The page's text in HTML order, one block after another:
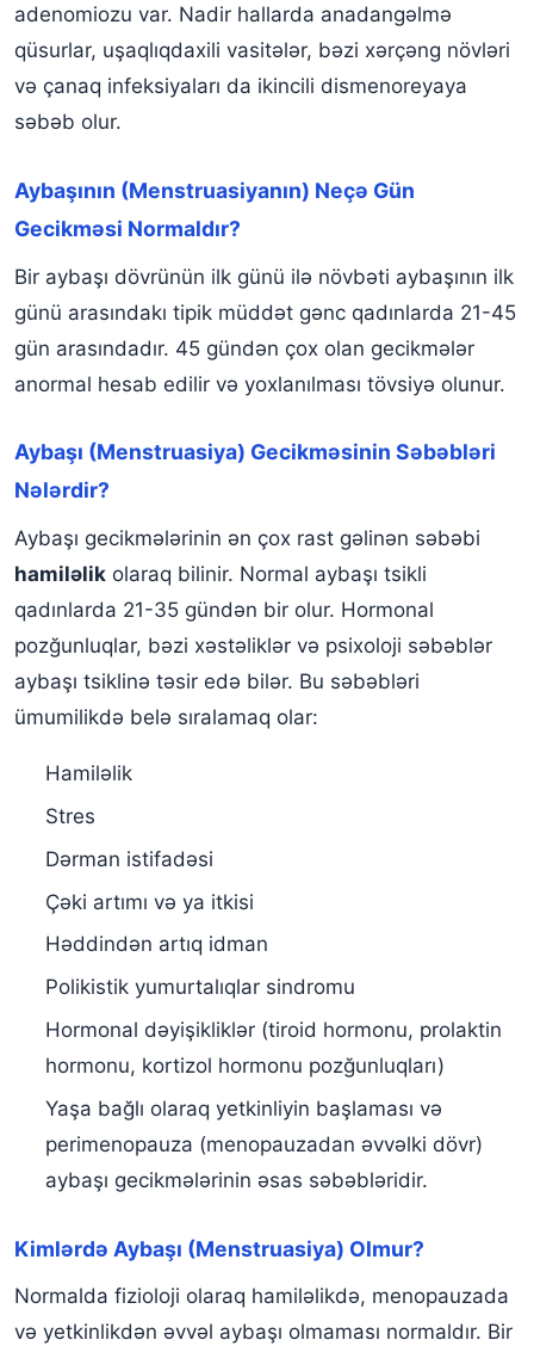
adenomiozu var. Nadir hallarda anadangəlmə
qüsurlar, uşaqlıqdaxili vasitələr, bəzi xərçəng növləri
və çanaq infeksiyaları da ikincili dismenoreyaya
səbəb olur.
Aybaşının (Menstruasiyanın) Neçə Gün
Gecikməsi Normaldır?
Bir aybaşı dövrünün ilk günü ilə növbəti aybaşının ilk
günü arasındakı tipik müddət gənc qadınlarda 21-45
gün arasındadır. 45 gündən çox olan gecikmələr
anormal hesab edilir və yoxlanılması tövsiyə olunur.
Aybaşı (Menstruasiya) Gecikməsinin Səbəbləri
Nələrdir?
Aybaşı gecikmələrinin ən çox rast gəlinən səbəbi
hamiləlik olaraq bilinir. Normal aybaşı tsikli
qadınlarda 21-35 gündən bir olur. Hormonal
pozğunluqlar, bəzi xəstəliklər və psixoloji səbəblər
aybaşı tsiklinə təsir edə bilər. Bu səbəbləri
ümumilikdə belə sıralamaq olar:
Hamiləlik
Stres
Dərman istifadəsi
Çəki artımı və ya itkisi
Həddindən artıq idman
Polikistik yumurtalıqlar sindromu
Hormonal dəyişikliklər (tiroid hormonu, prolaktin
hormonu, kortizol hormonu pozğunluqları)
Yaşa bağlı olaraq yetkinliyin başlaması və
perimenopauza (menopauzadan əvvəlki dövr)
aybaşı gecikmələrinin əsas səbəbləridir.
Kimlərdə Aybaşı (Menstruasiya) Olmur?
Normalda fizioloji olaraq hamiləlikdə, menopauzada
və yetkinlikdən əvvəl aybaşı olmaması normaldır. Bir